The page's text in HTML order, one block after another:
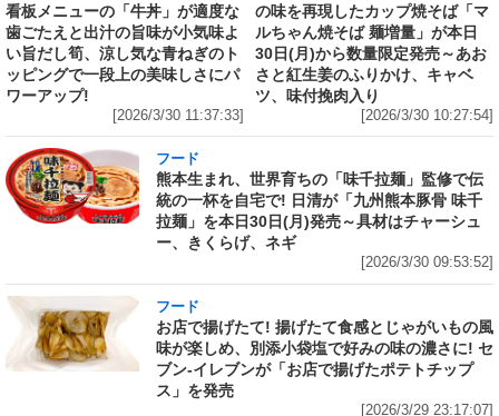
看板メニューの「牛丼」が適度な
歯ごたえと出汁の旨味が小気味よ
い旨だし筍、涼し気な青ねぎのト
ッピングで一段上の美味しさにパ
ワーアップ!
[2026/3/30 11:37:33]
の味を再現したカップ焼そば「マ
ルちゃん焼そば 麺増量」が本日
30日(月)から数量限定発売～あお
さと紅生姜のふりかけ、キャベ
ツ、味付挽肉入り
[2026/3/30 10:27:54]
フード
熊本生まれ、世界育ちの「味千拉麺」監修で伝
統の一杯を自宅で! 日清が「九州熊本豚骨 味千
拉麺」を本日30日(月)発売～具材はチャーシュ
ー、きくらげ、ネギ
[2026/3/30 09:53:52]
フード
お店で揚げたて! 揚げたて食感とじゃがいもの風
味が楽しめ、別添小袋塩で好みの味の濃さに! セ
ブン‐イレブンが「お店で揚げたポテトチップ
ス」を発売
[2026/3/29 23:17:07]